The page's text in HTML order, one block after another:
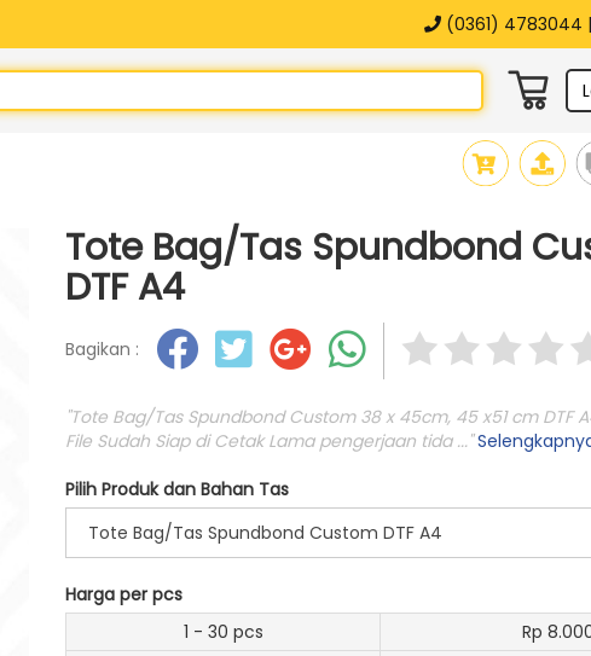
(0361) 4783044 |
Tote Bag/Tas Spundbond
DTF A4
Bagikan :
"Tote Bag/Tas Spundbond Custom 38 x 45cm, 45 x51 cm DTF
File Sudah Siap di Cetak Lama pengerjaan tida ..."
Pilih Produk dan Bahan Tas
Tote Bag/Tas Spundbond Custom DTF A4
Harga per pcs
1 - 30 pcs
Rp